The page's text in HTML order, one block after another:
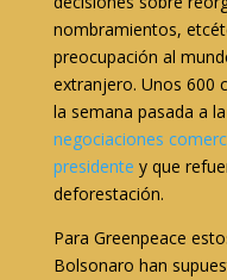
nombramientos,
preocupación al
extranjero. Unos 600
la semana pasada a
negociaciones
presidente y que
deforestación.
Para Greenpeace
Bolsonaro han